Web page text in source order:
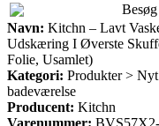
Navn: Kitchn – Lavt
Udskæring I Øverste
Folie, Usamlet)
Kategori: Produkter >
badeværelse
Producent: Kitchn
Varenummer: